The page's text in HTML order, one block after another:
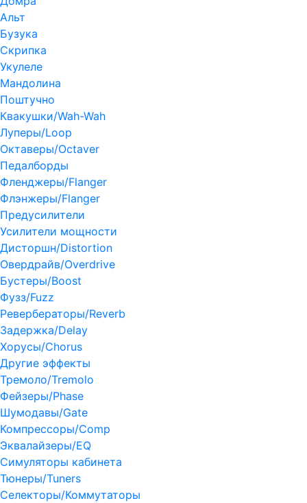
Альт
Бузука
Скрипка
Укулеле
Мандолина
Поштучно
Квакушки/Wah-Wah
Луперы/Loop
Октаверы/Octaver
Педалборды
Фленджеры/Flanger
Флэнжеры/Flanger
Предусилители
Усилители мощности
Дисторшн/Distortion
Овердрайв/Overdrive
Бустеры/Boost
Фузз/Fuzz
Ревербераторы/Reverb
Задержка/Delay
Хорусы/Chorus
Другие эффекты
Тремоло/Tremolo
Фейзеры/Phase
Шумодавы/Gate
Компрессоры/Comp
Эквалайзеры/EQ
Симуляторы кабинета
Тюнеры/Tuners
Селекторы/Коммутаторы